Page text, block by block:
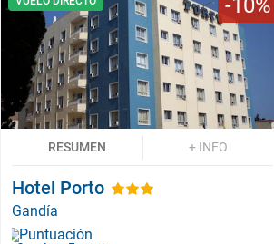
10
RESUMEN + INFO
Hotel Porto
Gandía